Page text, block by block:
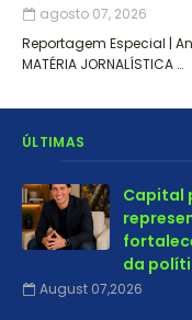
agosto 07, 2026
Reportagem Especial |
MATÉRIA JORNALÍSTICA …
ÚLTIMAS
Capital
da
August 07,2026